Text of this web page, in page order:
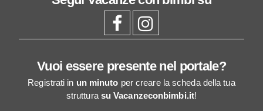
Vuoi essere presente nel portale?
Registrati in un minuto per creare la scheda della tua
struttura su Vacanzeconbimbi.it!